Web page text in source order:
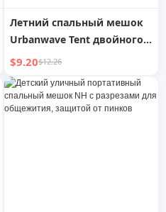
Летний спальный мешок
Urbanwave Tent двойного
назначения для улицы
$9.20$12.26